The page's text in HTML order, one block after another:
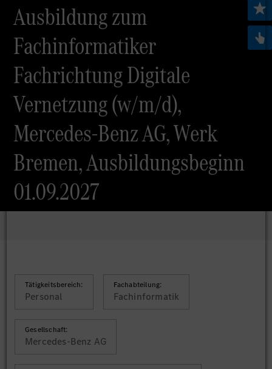
Ausbildung zum
Fachinformatiker
Fachrichtung Digitale
Vernetzung (w/m/d),
Mercedes-Benz AG, Werk
Bremen, Ausbildungsbeginn
01.09.2027
Tätigkeitsbereich:
Personal
Fachabteilung:
Fachinformatik
Gesellschaft:
Mercedes-Benz AG